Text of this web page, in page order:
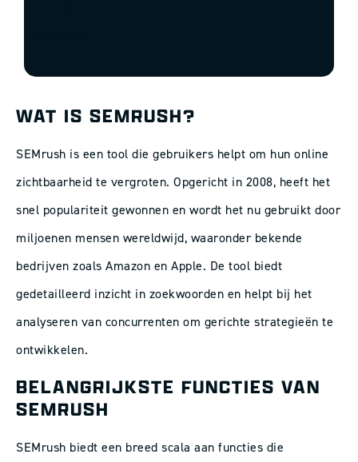
WAT IS SEMRUSH?
SEMrush is een tool die gebruikers helpt om hun online
zichtbaarheid te vergroten. Opgericht in 2008, heeft het
snel populariteit gewonnen en wordt het nu gebruikt door
miljoenen mensen wereldwijd, waaronder bekende
bedrijven zoals Amazon en Apple. De tool biedt
gedetailleerd inzicht in zoekwoorden en helpt bij het
analyseren van concurrenten om gerichte strategieën te
ontwikkelen.
BELANGRIJKSTE FUNCTIES VAN
SEMRUSH
SEMrush biedt een breed scala aan functies die